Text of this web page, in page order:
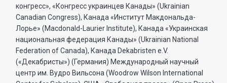
конгресс», «Конгресс украинцев Канады» (Ukrainian
Canadian Congress), Канада «Институт Макдональда-
Лорье» (Macdonald-Laurier Institute), Канада «Украинская
национальная федерация Канады» (Ukrainian National
Federation of Canada), Канада Dekabristen e.V.
(«Декабристы») (Германия) Международный научный
центр им. Вудро Вильсона (Woodrow Wilson International